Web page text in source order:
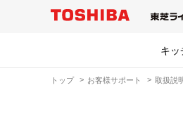
キッ
トップ お客様サポート 取扱説